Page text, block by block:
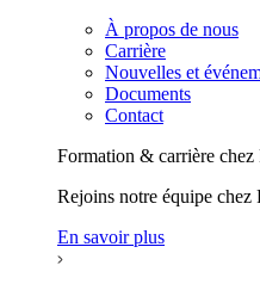
À propos de nous
Carrière
Nouvelles et
Documents
Contact
Formation & carrière chez
Rejoins notre équipe chez
En savoir plus